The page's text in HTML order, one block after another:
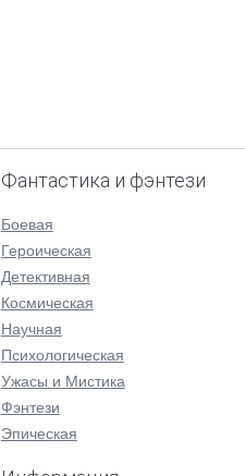
Фантастика и фэнтези
Боевая
Героическая
Детективная
Космическая
Научная
Психологическая
Ужасы и Мистика
Фэнтези
Эпическая